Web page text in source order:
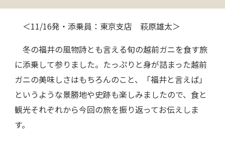
＜11/16発・添乗員：東京支店 萩原雄太＞
冬の福井の風物詩とも言える旬の越前ガニを食す旅
に添乗して参りました。たっぷりと身が詰まった越前
ガニの美味しさはもちろんのこと、「福井と言えば」
というような景勝地や史跡も楽しみましたので、食と
観光それぞれから今回の旅を振り返ってお伝えしま
す。